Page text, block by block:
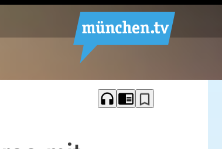
headphones chrome_reader_mode bookmark_border